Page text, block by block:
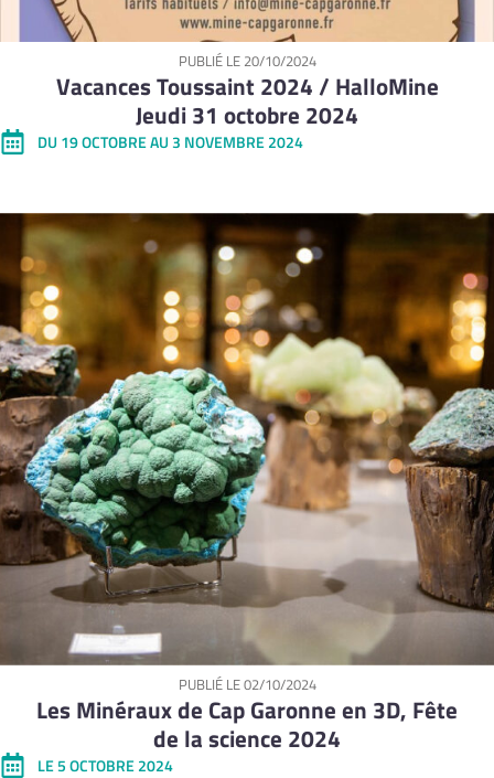
PUBLIÉ LE 20/10/2024
Vacances Toussaint 2024 / HalloMine
Jeudi 31 octobre 2024
DU 19 OCTOBRE AU 3 NOVEMBRE 2024
PUBLIÉ LE02/10/2024
Les Minéraux de Cap Garonne en 3D, Fête
de la science 2024
LE 5 OCTOBRE 2024